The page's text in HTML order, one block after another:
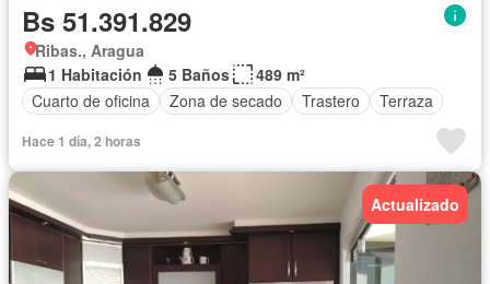
Bs 51.391.829
Ribas., Aragua
1 Habitación
5 Baños
489 m²
Cuarto de oficina
Zona de secado Trastero Terraza
Hace 1 día, 2 horas
Actualizado